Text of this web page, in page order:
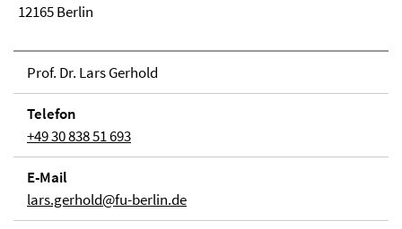
12165 Berlin
Prof. Dr. Lars Gerhold
Telefon
+49 30 838 51 693
E-Mail
lars.gerhold@fu-berlin.de